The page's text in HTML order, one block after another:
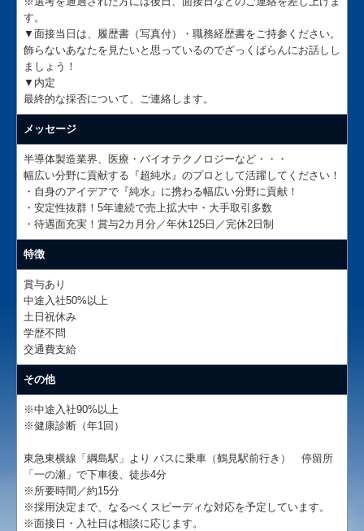
す。
▼面接当日は、履歴書（写真付）・職務経歴書をご持参ください。
飾らないあなたを見たいと思っているのでざっくばらんにお話しし
ましょう！
▼内定
最終的な採否について、ご連絡します。
メッセージ
半導体製造業界、医療・バイオテクノロジーなど・・・
幅広い分野に貢献する『超純水』のプロとして活躍してください！
・自身のアイデアで『純水』に携わる幅広い分野に貢献！
・安定性抜群！5年連続で売上拡大中・大手取引多数
・待遇面充実！賞与2カ月分／年休125日／完休2日制
特徴
賞与あり
中途入社50%以上
土日祝休み
学歴不問
交通費支給
その他
※中途入社90%以上
※健康診断（年1回）
東急東横線「綱島駅」より バスに乗車（鶴見駅前行き） 停留所
「一の瀬」で下車後、徒歩4分
※所要時間／約15分
※採用決定まで、なるべくスピーディな対応を予定しています。
※面接日・入社日は相談に応じます。